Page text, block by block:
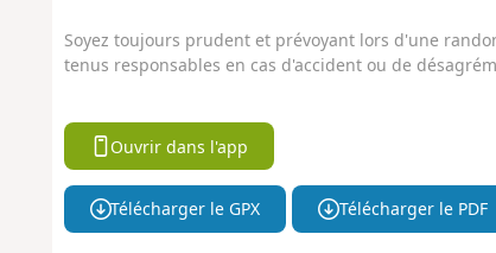
Soyez toujours prudent et prévoyant lors d'une
tenus responsables en cas d'accident ou de
Ouvrir dans l'app
Télécharger le GPX Télécharger le PDF